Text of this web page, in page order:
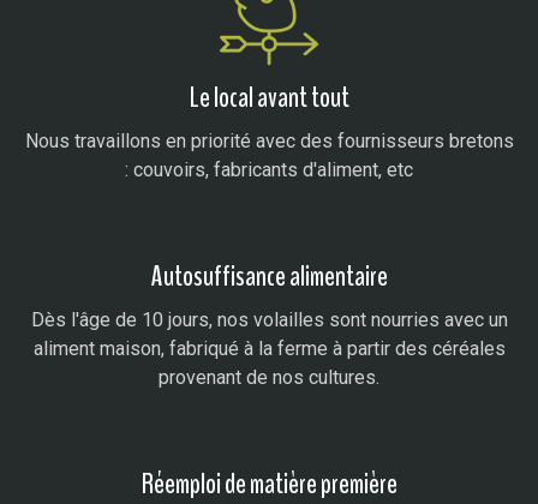
Le local avant tout
Nous travaillons en priorité avec des fournisseurs bretons
: couvoirs, fabricants d'aliment, etc
Autosuffisance alimentaire
Dès l'âge de 10 jours, nos volailles sont nourries avec un
aliment maison, fabriqué à la ferme à partir des céréales
provenant de nos cultures.
Réemploi de matière première